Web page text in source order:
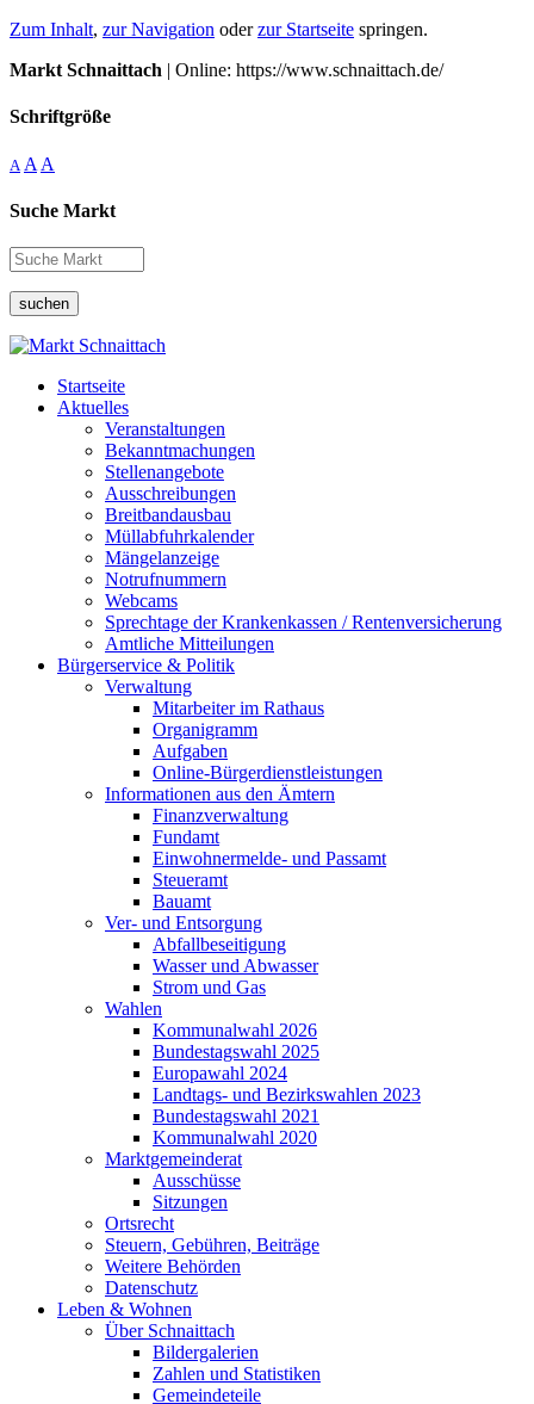
Zum Inhalt, zur Navigation oderzur Startseite springen.
Markt Schnaittach | Online: https://www.schnaittach.de/
Schriftgröße
A A A
Suche Markt
suchen
Startseite
Aktuelles
Veranstaltungen
Bekanntmachungen
Stellenangebote
Ausschreibungen
Breitbandausbau
Müllabfuhrkalender
Mängelanzeige
Notrufnummern
Webcams
Sprechtage der Krankenkassen / Rentenversicherung
Amtliche Mitteilungen
Bürgerservice & Politik
Verwaltung
Mitarbeiter im Rathaus
Organigramm
Aufgaben
Online-Bürgerdienstleistungen
Informationen aus den Ämtern
Finanzverwaltung
Fundamt
Einwohnermelde- und Passamt
Steueramt
Bauamt
Ver- und Entsorgung
Abfallbeseitigung
Wasser und Abwasser
Strom und Gas
Wahlen
Kommunalwahl 2026
Bundestagswahl 2025
Europawahl 2024
Landtags- und Bezirkswahlen 2023
Bundestagswahl 2021
Kommunalwahl 2020
Marktgemeinderat
Ausschüsse
Sitzungen
Ortsrecht
Steuern, Gebühren, Beiträge
Weitere Behörden
Datenschutz
Leben & Wohnen
Über Schnaittach
Bildergalerien
Zahlen und Statistiken
Gemeindeteile